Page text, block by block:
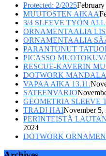
Protected: 2/2025
MUUTOSTEN AIKAA
3/4 SLEEVE TYÖN
ORNAMENTAALIA
ORNAMENTAALIA
PARANTUNUT
PICASSO
RESCUE-KAVERIN
DOTWORK MANDALA
VAPAA AIKA 13.11.
SATEENVARJO
GEOMETRIA SLEEVE
TRADI HAINovember 5,
PERINTEISTÄ
2024
DOTWORK